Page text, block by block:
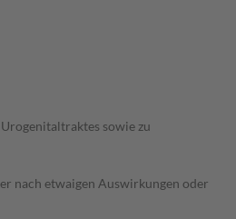
sowie zu
nach etwaigen Auswirkungen oder